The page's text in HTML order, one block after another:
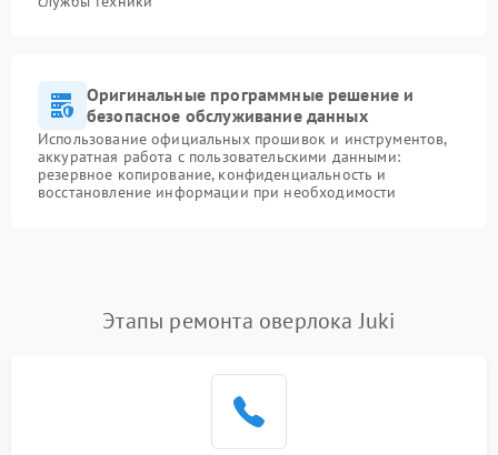
Оригинальные программные решение и
безопасное обслуживание данных
Использование официальных прошивок и инструментов,
аккуратная работа с пользовательскими данными:
резервное копирование, конфиденциальность и
восстановление информации при необходимости
Этапы ремонта оверлока Juki